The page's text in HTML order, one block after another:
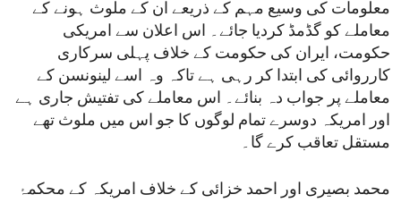
معلومات کی وسیع مہم کے ذریعے ان کے ملوث ہونے کے
معاملے کو گڈمڈ کردیا جائے۔ اس اعلان سے امریکی
حکومت، ایران کی حکومت کے خلاف پہلی سرکاری
کارروائی کی ابتدا کر رہی ہے تاکہ وہ اسے لینونسن کے
معاملے پر جواب دہ بنائے۔ اس معاملے کی تفتیش جاری ہے
اور امریکہ دوسرے تمام لوگوں کا جو اس میں ملوث تھے
مستقل تعاقب کرے گا۔
محمد بصیری اور احمد خزائی کے خلاف امریکہ کے محکمۂ